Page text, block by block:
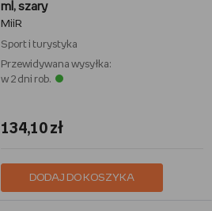
ml, szary
MiiR
Sport i turystyka
Przewidywana wysyłka:
w 2 dni rob.
134,10 zł
DODAJ DO KOSZYKA